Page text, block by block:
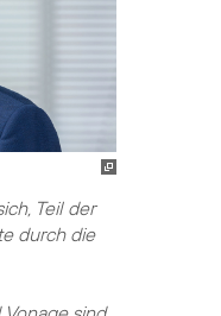
Teil der
durch die